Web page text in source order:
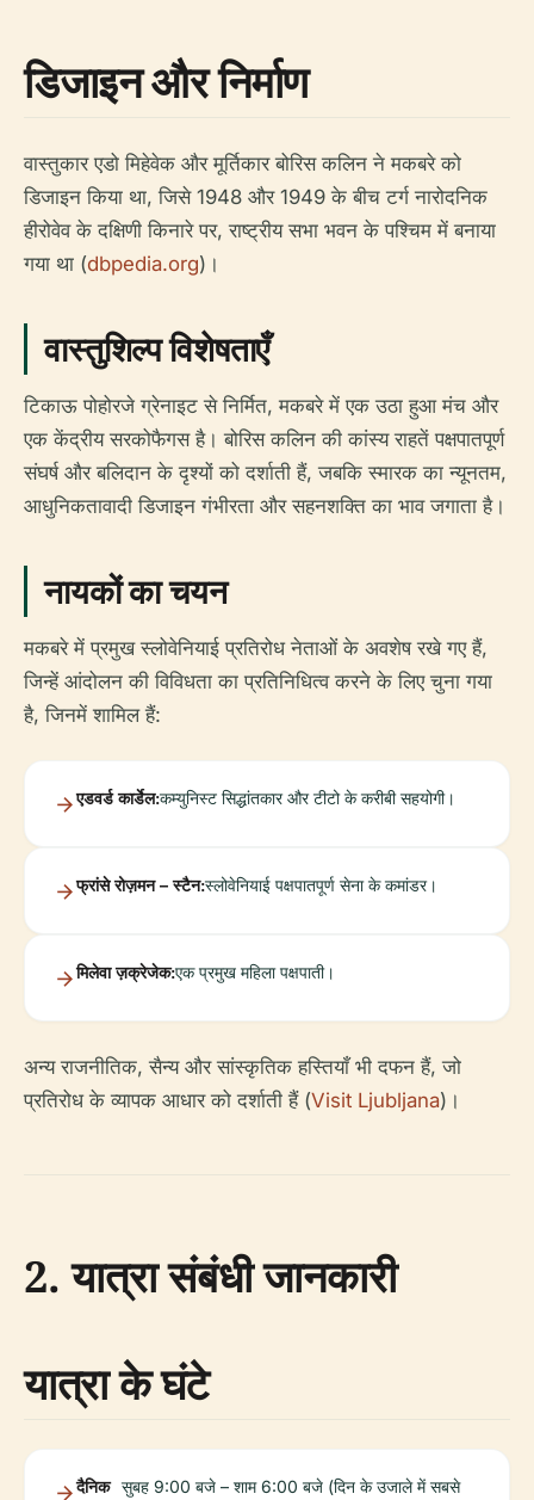
डिजाइन और निर्माण
वास्तुकार एडो मिहेवेक और मूर्तिकार बोरिस कलिन ने मकबरे को
डिजाइन किया था, जिसे 1948 और 1949 के बीच टर्ग नारोदनिक
हीरोवेव के दक्षिणी किनारे पर, राष्ट्रीय सभा भवन के पश्चिम में बनाया
गया था (dbpedia.org)।
वास्तुशिल्प विशेषताएँ
टिकाऊ पोहोरजे ग्रेनाइट से निर्मित, मकबरे में एक उठा हुआ मंच और
एक केंद्रीय सरकोफैगस है। बोरिस कलिन की कांस्य राहतें पक्षपातपूर्ण
संघर्ष और बलिदान के दृश्यों को दर्शाती हैं, जबकि स्मारक का न्यूनतम,
आधुनिकतावादी डिजाइन गंभीरता और सहनशक्ति का भाव जगाता है।
नायकों का चयन
मकबरे में प्रमुख स्लोवेनियाई प्रतिरोध नेताओं के अवशेष रखे गए हैं,
जिन्हें आंदोलन की विविधता का प्रतिनिधित्व करने के लिए चुना गया
है, जिनमें शामिल हैं:
एडवर्ड कार्डेल:कम्युनिस्ट सिद्धांतकार और टीटो के करीबी सहयोगी।
फ्रांसे रोज़मन – स्टैन:स्लोवेनियाई पक्षपातपूर्ण सेना के कमांडर।
मिलेवा ज़क्रेजेक:एक प्रमुख महिला पक्षपाती।
अन्य राजनीतिक, सैन्य और सांस्कृतिक हस्तियाँ भी दफन हैं, जो
प्रतिरोध के व्यापक आधार को दर्शाती हैं (Visit Ljubljana)।
2. यात्रा संबंधी जानकारी
यात्रा के घंटे
दैनिक
सुबह 9:00 बजे – शाम 6:00 बजे (दिन के उजाले में सबसे